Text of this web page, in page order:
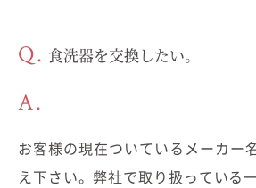
モデルハウス
商品紹介
実例集・お客様の声
Q. 食洗器を交換したい。
A.
お客様の現在ついているメーカー
え下さい。弊社で取り扱っている